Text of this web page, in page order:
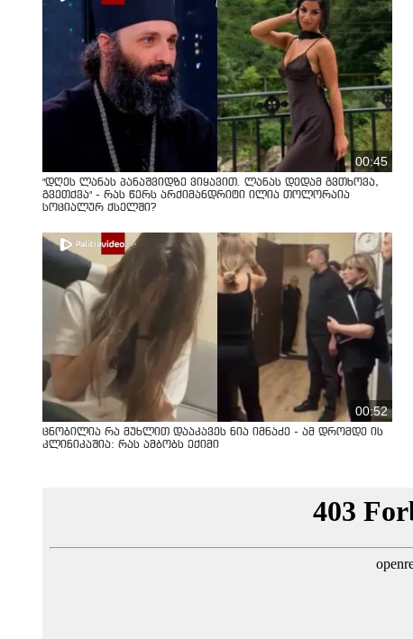
00:45
"დღეს ლანას პანაშვიდზე ვიყავით. ლანას დედამ გვთხოვა,
გვეთქვა" - რას წერს არქიმანდრიტი ილია თოლორაია
სოციალურ ქსელში?
00:52
ცნობილია რა მუხლით დააკავეს ნია იმნაძე - ამ დრომდე ის
კლინიკაშია: რას ამბობს ექიმი